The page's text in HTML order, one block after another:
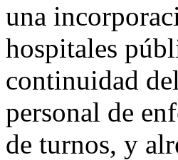
una
hospitales
continuidad
personal de
de turnos, y